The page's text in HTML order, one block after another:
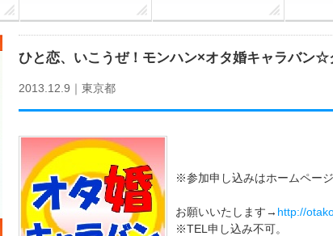
ひと恋、いこうぜ！モンハン×オタ婚キャラバン
2013.12.9｜ 東京都
※参加申し込みはホームペー
お願いいたします→ http://
※TEL申し込み不可。